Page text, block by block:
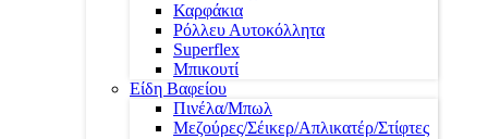
Καρφάκια
Ρόλλευ Αυτοκόλλητα
Superflex
Μπικουτί
Είδη Βαφείου
Πινέλα/Μπωλ
Μεζούρες/Σέικερ/Απλικατέρ/Στίφτες